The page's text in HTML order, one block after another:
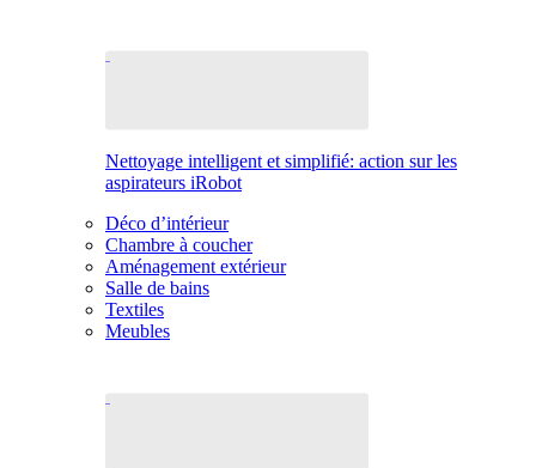
Nettoyage intelligent et simplifié: action sur les
aspirateurs iRobot
Déco d’intérieur
Chambre à coucher
Aménagement extérieur
Salle de bains
Textiles
Meubles